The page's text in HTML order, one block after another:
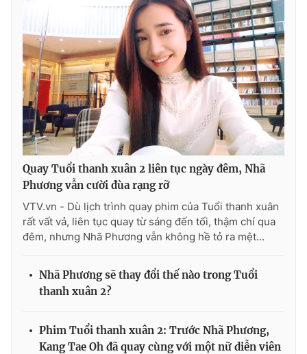
® Cấm sao chép dưới mọi hình thức nếu không có sự chấp
thuận bằng văn bản. Ghi rõ nguồn VTV.vn khi phát hành lại
thông tin từ website này.
Quay Tuổi thanh xuân 2 liên tục ngày đêm, Nhã
Phương vẫn cười đùa rạng rỡ
VTV.vn - Dù lịch trình quay phim của Tuổi thanh xuân
rất vất vả, liên tục quay từ sáng đến tối, thậm chí qua
đêm, nhưng Nhã Phương vẫn không hề tỏ ra mệt...
Nhã Phương sẽ thay đổi thế nào trong Tuổi
thanh xuân 2?
Phim Tuổi thanh xuân 2: Trước Nhã Phương,
Kang Tae Oh đã quay cùng với một nữ diễn viên